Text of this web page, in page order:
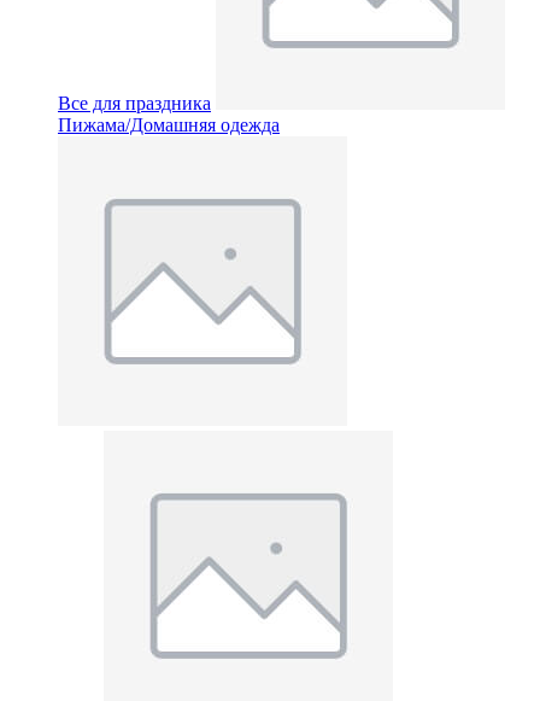
Все для праздника
Пижама/Домашняя одежда